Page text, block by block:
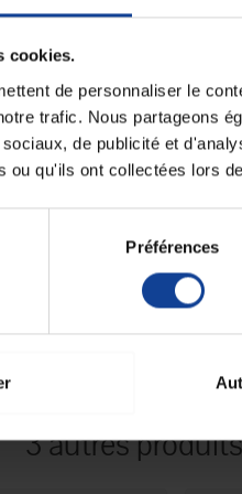
cookies.
de personnaliser le
trafic. Nous partageons
de publicité et
ou qu'ils ont collectées lors
Préférences
droite ou gauche, pour
3 autres